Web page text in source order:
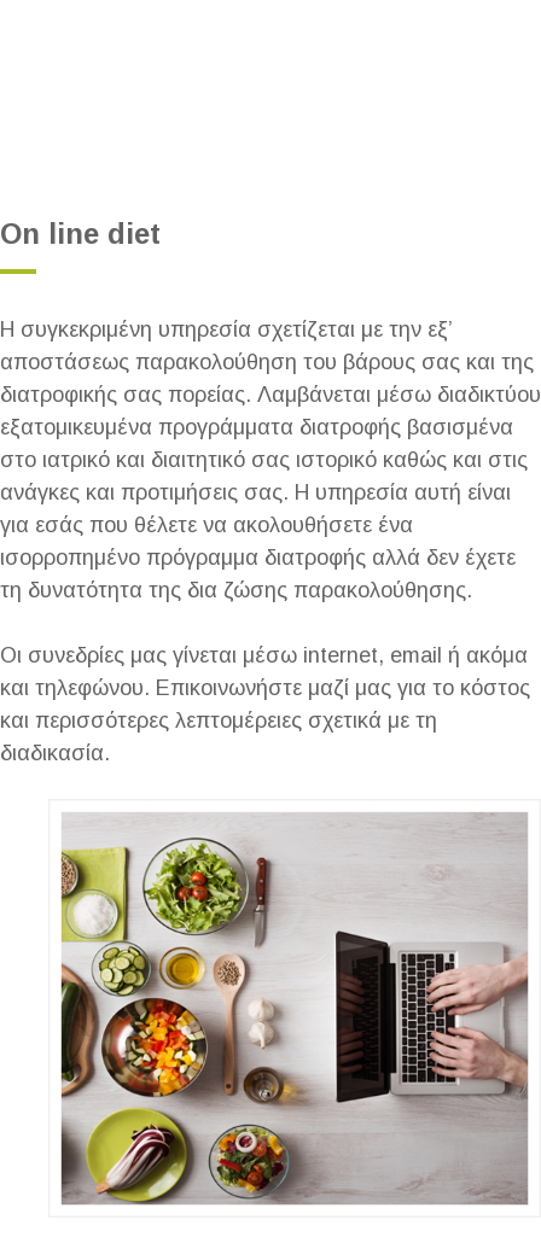
Οn line diet
Η συγκεκριμένη υπηρεσία σχετίζεται με την εξ’
αποστάσεως παρακολούθηση του βάρους σας και της
διατροφικής σας πορείας. Λαμβάνεται μέσω διαδικτύου
εξατομικευμένα προγράμματα διατροφής βασισμένα
στο ιατρικό και διαιτητικό σας ιστορικό καθώς και στις
ανάγκες και προτιμήσεις σας. Η υπηρεσία αυτή είναι
για εσάς που θέλετε να ακολουθήσετε ένα
ισορροπημένο πρόγραμμα διατροφής αλλά δεν έχετε
τη δυνατότητα της δια ζώσης παρακολούθησης.
Οι συνεδρίες μας γίνεται μέσω internet, email ή ακόμα
και τηλεφώνου. Επικοινωνήστε μαζί μας για το κόστος
και περισσότερες λεπτομέρειες σχετικά με τη
διαδικασία.